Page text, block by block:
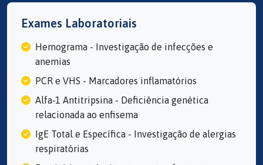
Exames Laboratoriais
Hemograma - Investigação de infecções e
anemias
PCR e VHS - Marcadores inflamatórios
Alfa-1 Antitripsina - Deficiência genética
relacionada ao enfisema
IgE Total e Específica - Investigação de alergias
respiratórias